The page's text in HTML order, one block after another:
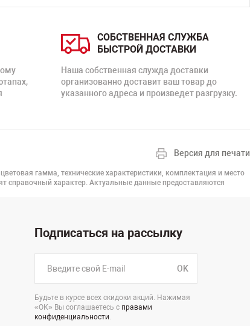
СОБСТВЕННАЯ СЛУЖБА
БЫСТРОЙ ДОСТАВКИ
Наша собственная служда доставки
организованно доставит ваш товар до
указанного адреса и произведет разгрузку.
Версия для печати
гамма, технические характеристики, комплектация и место
справочный характер. Актуальные данные предоставляются
Подписаться на рассылку
OK
Будьте в курсе всех скидоки акций. Нажимая
«ОК» Вы соглашаетесь с правами
конфиденциальности.